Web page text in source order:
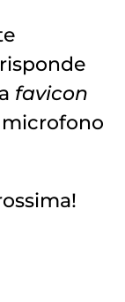
favicon
microfono